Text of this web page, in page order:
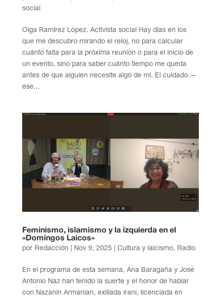
social
Olga Ramírez López. Activista social Hay días en los
que me descubro mirando el reloj, no para calcular
cuánto falta para la próxima reunión o para el inicio de
un evento, sino para saber cuánto tiempo me queda
antes de que alguien necesite algo de mí. El cuidado —
ese...
Feminismo, islamismo y la izquierda en el
«Domingos Laicos»
por Redacción Nov 9, 2025 Cultura y laicismo, Radio
En el programa de esta semana, Ana Baragaña y José
Antonio Naz han tenido la suerte y el honor de hablar
con Nazanin Armanian, exiliada iraní, licenciada en